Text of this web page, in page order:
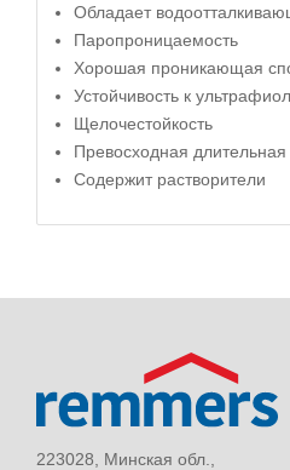
Обладает
Паропроницаемость
Хорошая проникающая
Устойчивость к
Щелочестойкость
Превосходная
Содержит растворители
223028, Минская обл.,